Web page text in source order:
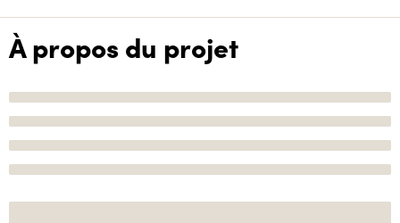
À propos du projet